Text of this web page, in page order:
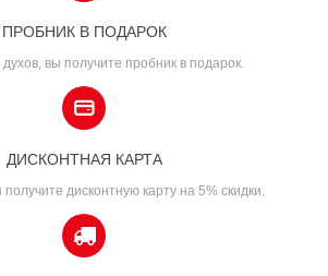
ПРОБНИК В ПОДАРОК
духов, вы получите пробник в подарок.
ДИСКОНТНАЯ КАРТА
дисконтную карту на 5% скидки.